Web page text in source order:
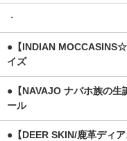
・
●【INDIAN
イズ
●【NAVAJO ナバホ族の生
ール
●【DEER SKIN/鹿革ディ